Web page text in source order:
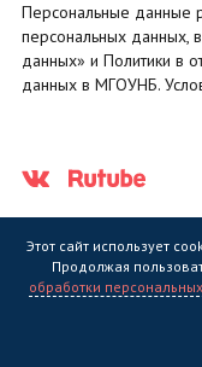
Персональные данные
персональных данных,
данных» и Политики в
данных в МГОУНБ.
Государственное
Этот сайт использует
Продолжая
обработки